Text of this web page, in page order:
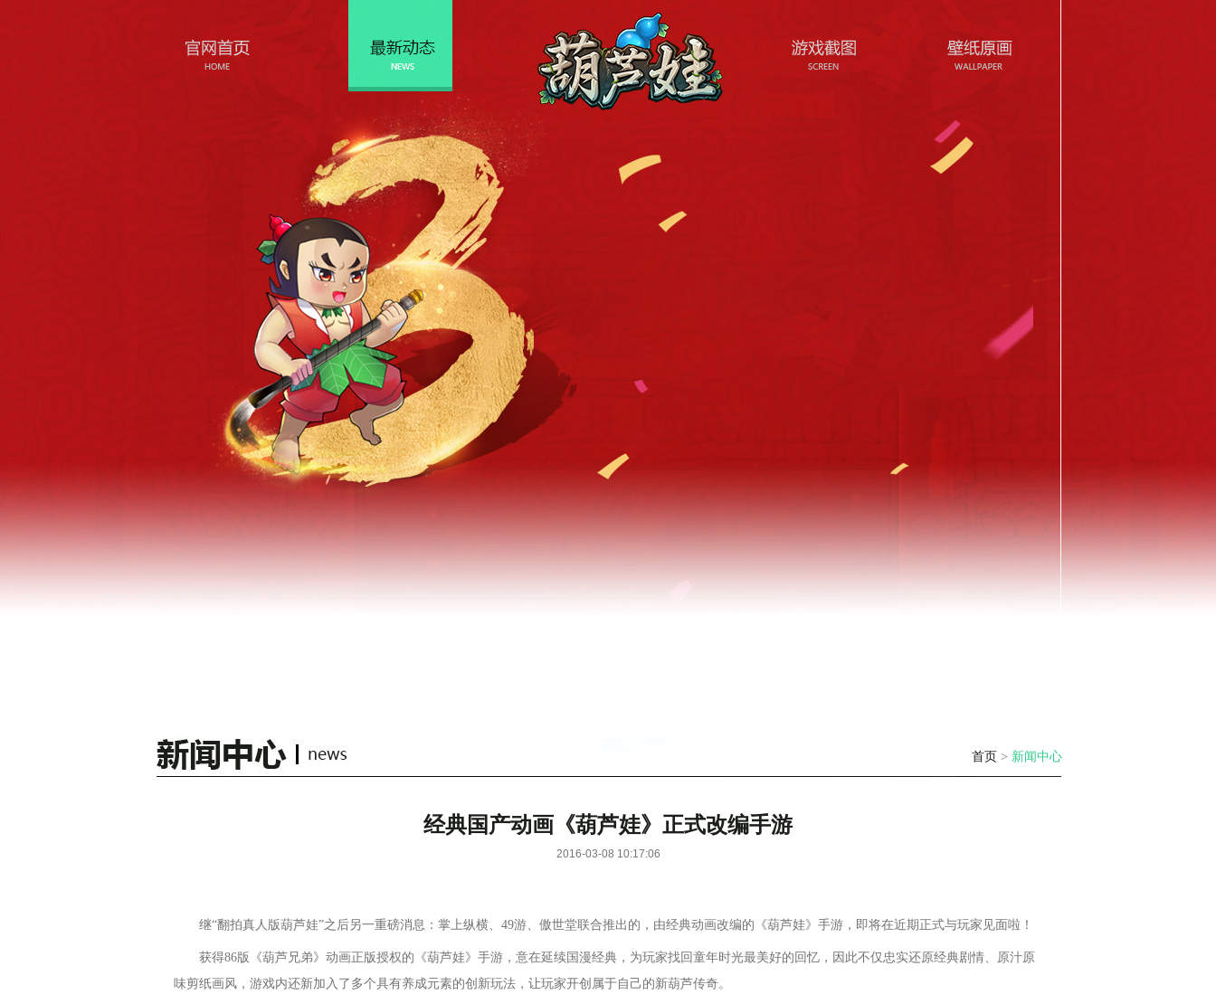
首页 > 新闻中心
经典国产动画《葫芦娃》正式改编手游
2016-03-08 10:17:06
继“翻拍真人版葫芦娃”之后另一重磅消息：掌上纵横、49游、傲世堂联合推出的，由经典动画改编的《葫芦娃》手游，即将在近期正式与玩家见面啦！
获得86版《葫芦兄弟》动画正版授权的《葫芦娃》手游，意在延续国漫经典，为玩家找回童年时光最美好的回忆，因此不仅忠实还原经典剧情、原汁原
味剪纸画风，游戏内还新加入了多个具有养成元素的创新玩法，让玩家开创属于自己的新葫芦传奇。